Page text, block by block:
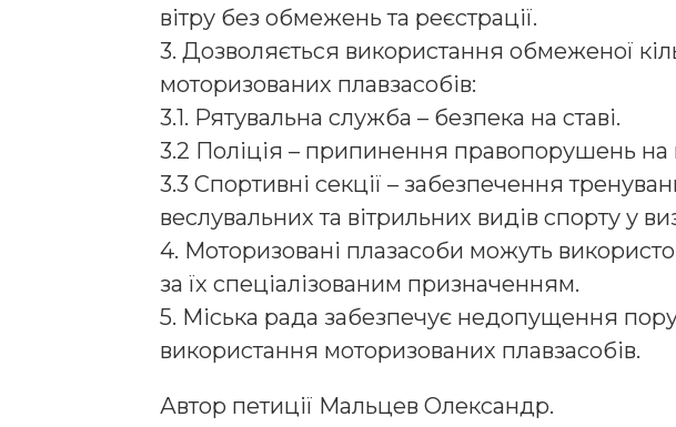
вітру без обмежень та реєстрації.
3. Дозволяється використання обмеженої
моторизованих плавзасобів:
3.1. Рятувальна служба – безпека на ставі.
3.2 Поліція – припинення правопорушень на
3.3 Спортивні секції – забезпечення
веслувальних та вітрильних видів спорту у
4. Моторизовані плазасоби можуть
за їх спеціалізованим призначенням.
5. Міська рада забезпечує недопущення
використання моторизованих плавзасобів.
Автор петиції Мальцев Олександр.